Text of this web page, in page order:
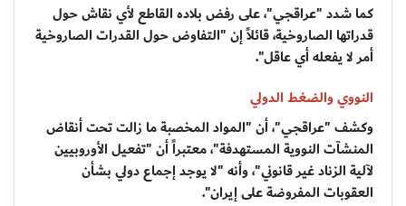
كما شدد "عراقجي"، على رفض بلاده القاطع لأي نقاش حول
قدراتها الصاروخية، قائلاً إن "التفاوض حول القدرات الصاروخية
أمر لا يفعله أي عاقل".
النووي والضغط الدولي
وكشف "عراقجي"، أن "المواد المخصبة ما زالت تحت أنقاض
المنشآت النووية المستهدفة"، معتبراً أن "تفعيل الأوروبيين
لآلية الزناد غير قانوني"، وأنه "لا يوجد إجماع دولي بشأن
العقوبات المفروضة على إيران".